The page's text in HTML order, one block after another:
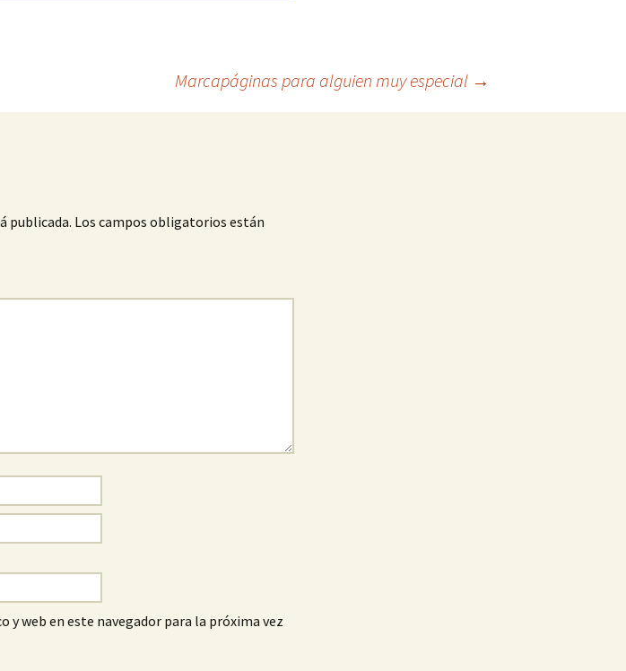
Marcapáginas para alguien muy especial →
publicada. Los campos obligatorios están
web en este navegador para la próxima vez